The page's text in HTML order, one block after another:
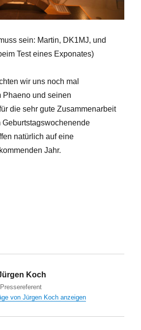
sein: Martin, DK1MJ, und
Test eines Exponates)
wir uns noch mal
Phaeno und seinen
die sehr gute Zusammenarbeit
Geburtstagswochenende
natürlich auf eine
Jahr.
Koch
von Jürgen Koch anzeigen